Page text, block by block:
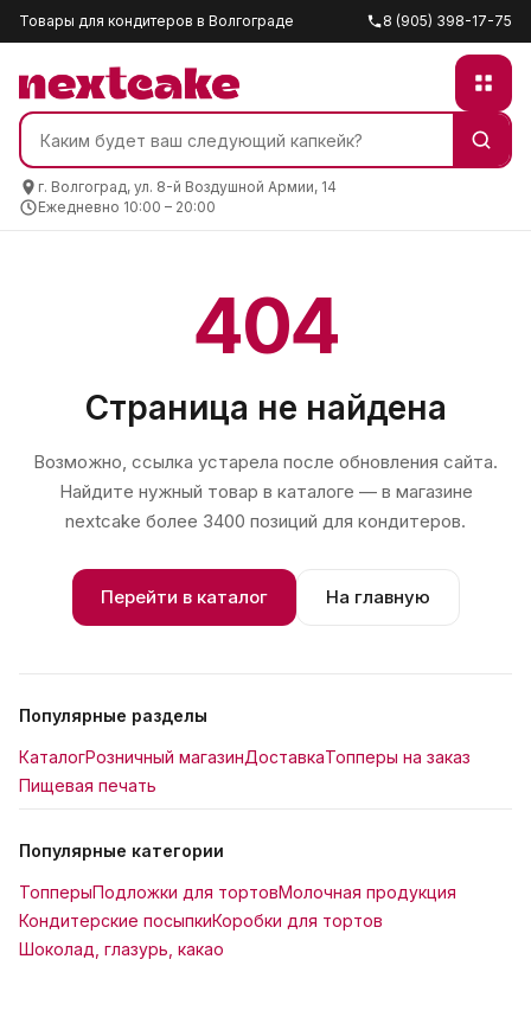
Товары для кондитеров в Волгограде 8 (905) 398-17-75
г. Волгоград, ул. 8-й Воздушной Армии, 14
Ежедневно 10:00 – 20:00
404
Страница не найдена
Возможно, ссылка устарела после обновления сайта.
Найдите нужный товар в каталоге — в магазине
nextcake более 3400 позиций для кондитеров.
Перейти в каталог На главную
Популярные разделы
КаталогРозничный магазинДоставкаТопперы на заказ
Пищевая печать
Популярные категории
ТопперыПодложки для тортовМолочная продукция
Кондитерские посыпкиКоробки для тортов
Шоколад, глазурь, какао